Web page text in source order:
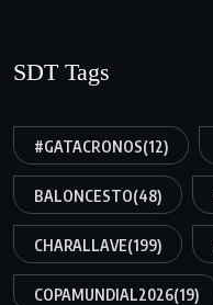
SDT Tags
#GATACRONOS(12)
BALONCESTO(48)
CHARALLAVE(199)
COPAMUNDIAL2026(19)